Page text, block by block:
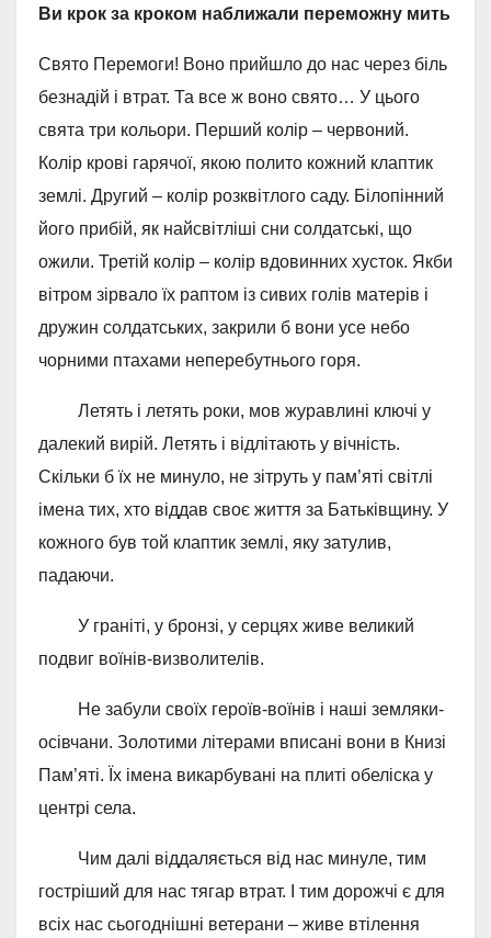
Ви крок за кроком наближали переможну мить
Свято Перемоги! Воно прийшло до нас через біль
безнадій і втрат. Та все ж воно свято… У цього
свята три кольори. Перший колір – червоний.
Колір крові гарячої, якою полито кожний клаптик
землі. Другий – колір розквітлого саду. Білопінний
його прибій, як найсвітліші сни солдатські, що
ожили. Третій колір – колір вдовинних хусток. Якби
вітром зірвало їх раптом із сивих голів матерів і
дружин солдатських, закрили б вони усе небо
чорними птахами неперебутнього горя.
Летять і летять роки, мов журавлині ключі у
далекий вирій. Летять і відлітають у вічність.
Скільки б їх не минуло, не зітруть у пам’яті світлі
імена тих, хто віддав своє життя за Батьківщину. У
кожного був той клаптик землі, яку затулив,
падаючи.
У граніті, у бронзі, у серцях живе великий
подвиг воїнів-визволителів.
Не забули своїх героїв-воїнів і наші земляки-
осівчани. Золотими літерами вписані вони в Книзі
Пам’яті. Їх імена викарбувані на плиті обеліска у
центрі села.
Чим далі віддаляється від нас минуле, тим
гостріший для нас тягар втрат. І тим дорожчі є для
всіх нас сьогоднішні ветерани – живе втілення